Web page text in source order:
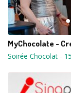
MyChocolate -
Soirée Chocolat -